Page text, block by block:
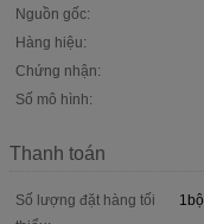
Nguồn gốc:
Hàng hiệu:
Chứng nhận:
Số mô hình:
Thanh toán
Số lượng đặt hàng tối
1bộ